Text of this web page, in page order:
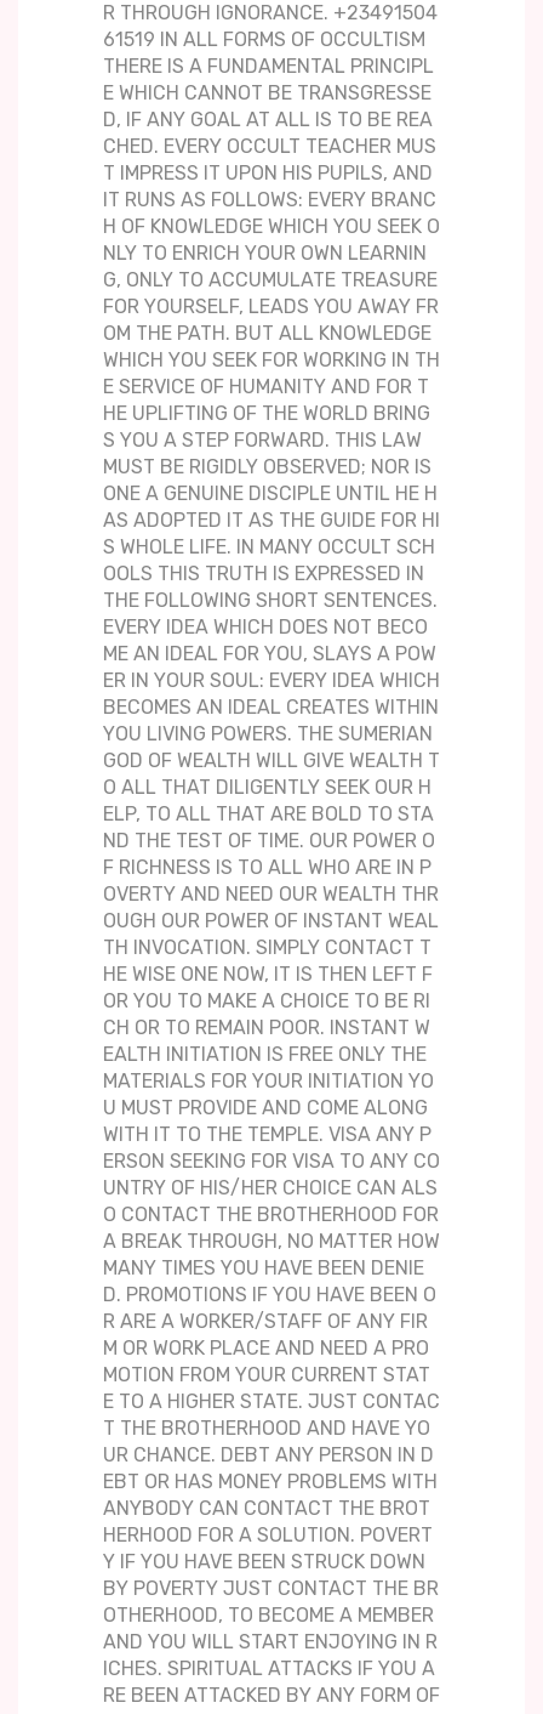
R THROUGH IGNORANCE. +23491504
61519 IN ALL FORMS OF OCCULTISM
THERE IS A FUNDAMENTAL PRINCIPL
E WHICH CANNOT BE TRANSGRESSE
D, IF ANY GOAL AT ALL IS TO BE REA
CHED. EVERY OCCULT TEACHER MUS
T IMPRESS IT UPON HIS PUPILS, AND
IT RUNS AS FOLLOWS: EVERY BRANC
H OF KNOWLEDGE WHICH YOU SEEK O
NLY TO ENRICH YOUR OWN LEARNIN
G, ONLY TO ACCUMULATE TREASURE
FOR YOURSELF, LEADS YOU AWAY FR
OM THE PATH. BUT ALL KNOWLEDGE
WHICH YOU SEEK FOR WORKING IN TH
E SERVICE OF HUMANITY AND FOR T
HE UPLIFTING OF THE WORLD BRING
S YOU A STEP FORWARD. THIS LAW
MUST BE RIGIDLY OBSERVED; NOR IS
ONE A GENUINE DISCIPLE UNTIL HE H
AS ADOPTED IT AS THE GUIDE FOR HI
S WHOLE LIFE. IN MANY OCCULT SCH
OOLS THIS TRUTH IS EXPRESSED IN
THE FOLLOWING SHORT SENTENCES.
EVERY IDEA WHICH DOES NOT BECO
ME AN IDEAL FOR YOU, SLAYS A POW
ER IN YOUR SOUL: EVERY IDEA WHICH
BECOMES AN IDEAL CREATES WITHIN
YOU LIVING POWERS. THE SUMERIAN
GOD OF WEALTH WILL GIVE WEALTH T
O ALL THAT DILIGENTLY SEEK OUR H
ELP, TO ALL THAT ARE BOLD TO STA
ND THE TEST OF TIME. OUR POWER O
F RICHNESS IS TO ALL WHO ARE IN P
OVERTY AND NEED OUR WEALTH THR
OUGH OUR POWER OF INSTANT WEAL
TH INVOCATION. SIMPLY CONTACT T
HE WISE ONE NOW, IT IS THEN LEFT F
OR YOU TO MAKE A CHOICE TO BE RI
CH OR TO REMAIN POOR. INSTANT W
EALTH INITIATION IS FREE ONLY THE
MATERIALS FOR YOUR INITIATION YO
U MUST PROVIDE AND COME ALONG
WITH IT TO THE TEMPLE. VISA ANY P
ERSON SEEKING FOR VISA TO ANY CO
UNTRY OF HIS/HER CHOICE CAN ALS
O CONTACT THE BROTHERHOOD FOR
A BREAK THROUGH, NO MATTER HOW
MANY TIMES YOU HAVE BEEN DENIE
D. PROMOTIONS IF YOU HAVE BEEN O
R ARE A WORKER/STAFF OF ANY FIR
M OR WORK PLACE AND NEED A PRO
MOTION FROM YOUR CURRENT STAT
E TO A HIGHER STATE. JUST CONTAC
T THE BROTHERHOOD AND HAVE YO
UR CHANCE. DEBT ANY PERSON IN D
EBT OR HAS MONEY PROBLEMS WITH
ANYBODY CAN CONTACT THE BROT
HERHOOD FOR A SOLUTION. POVERT
Y IF YOU HAVE BEEN STRUCK DOWN
BY POVERTY JUST CONTACT THE BR
OTHERHOOD, TO BECOME A MEMBER
AND YOU WILL START ENJOYING IN R
ICHES. SPIRITUAL ATTACKS IF YOU A
RE BEEN ATTACKED BY ANY FORM OF